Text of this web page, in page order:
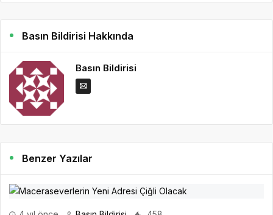
Basın Bildirisi Hakkında
Basın Bildirisi
Benzer Yazılar